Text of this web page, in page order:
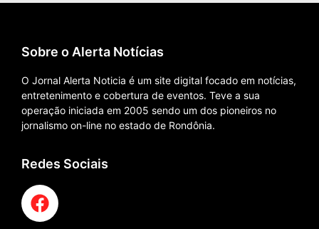
Sobre o Alerta Notícias
O Jornal Alerta Noticia é um site digital focado em notícias,
entretenimento e cobertura de eventos. Teve a sua
operação iniciada em 2005 sendo um dos pioneiros no
jornalismo on-line no estado de Rondônia.
Redes Sociais